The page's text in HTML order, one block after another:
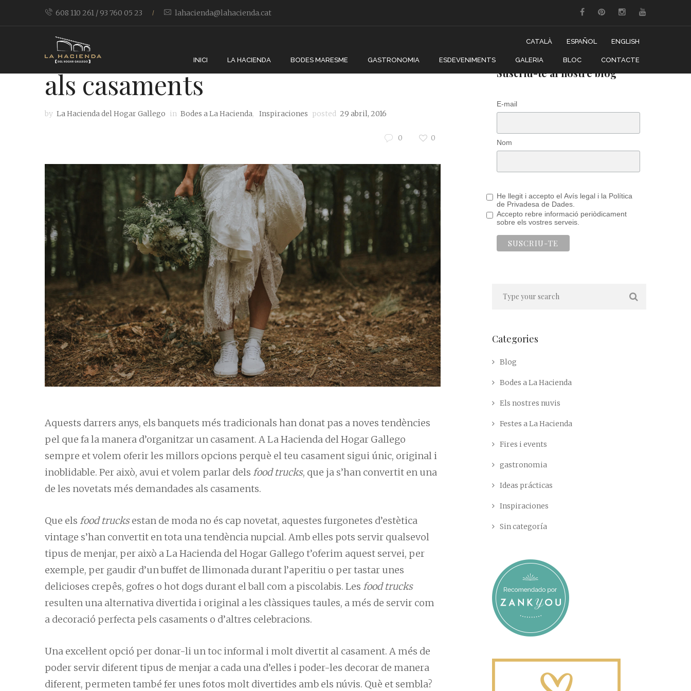
608 110 261 / 93 760 05 23 / lahacienda@lahacienda.cat
CATALÀ ESPAÑOL ENGLISH
INICI LA HACIENDA BODES MARESME GASTRONOMIA ESDEVENIMENTS GALERIA BLOC CONTACTE
Les food trucks: Noves tendències
als casaments
by La Hacienda del Hogar Gallego in Bodes a La Hacienda, Inspiraciones posted 29 abril, 2016
0 0
Aquests darrers anys, els banquets més tradicionals han donat pas a noves tendències
pel que fa la manera d’organitzar un casament. A La Hacienda del Hogar Gallego
sempre et volem oferir les millors opcions perquè el teu casament sigui únic, original i
inoblidable. Per això, avui et volem parlar dels food trucks, que ja s’han convertit en una
de les novetats més demandades als casaments.
Que els food trucksestan de moda no és cap novetat, aquestes furgonetes d’estètica
vintage s’han convertit en tota una tendència nupcial. Amb elles pots servir qualsevol
tipus de menjar, per això a La Hacienda del Hogar Gallego t’oferim aquest servei, per
exemple, per gaudir d’un buffet de llimonada durant l’aperitiu o per tastar unes
delicioses crepês, gofres o hot dogs durant el ball com a piscolabis. Les food trucks
resulten una alternativa divertida i original a les clàssiques taules, a més de servir com
a decoració perfecta pels casaments o d’altres celebracions.
Una excel·lent opció per donar-li un toc informal i molt divertit al casament. A més de
poder servir diferent tipus de menjar a cada una d’elles i poder-les decorar de manera
diferent, permeten també fer unes fotos molt divertides amb els núvis. Què et sembla?
Suscriu-te al nostre blog
E-mail
Nom
He llegit i accepto el Avís legal i la Política
de Privadesa de Dades.
Accepto rebre informació periòdicament
sobre els vostres serveis.
Categories
Blog
Bodes a La Hacienda
Els nostres nuvis
Festes a La Hacienda
Fires i events
gastronomia
Ideas prácticas
Inspiraciones
Sin categoría